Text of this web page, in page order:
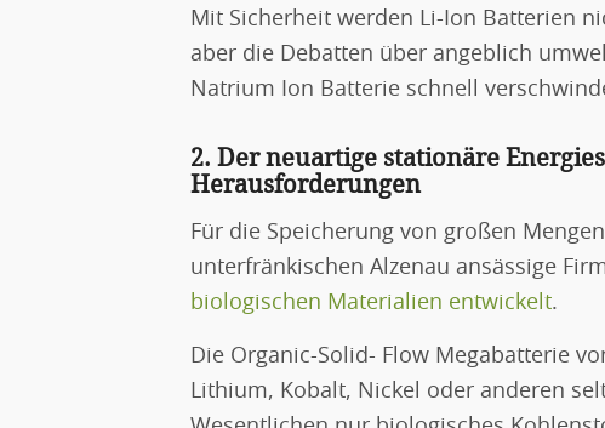
Mit Sicherheit werden Li-Ion Batterien
aber die Debatten über angeblich
Natrium Ion Batterie schnell
2. Der neuartige stationäre
Herausforderungen
Für die Speicherung von großen
unterfränkischen Alzenau ansässige
biologischen Materialien entwickelt.
Die Organic-Solid- Flow Megabatterie
Lithium, Kobalt, Nickel oder anderen